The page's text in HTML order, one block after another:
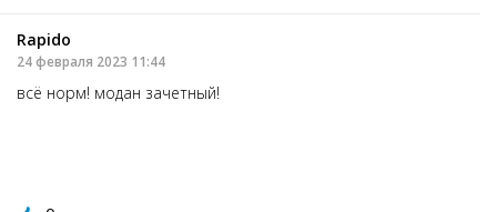
Rapido
24 февраля 2023 11:44
всё норм! модан зачетный!